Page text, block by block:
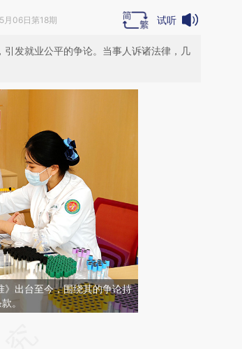
月06日第18期 试听
发就业公平的争论。当事人诉诸法律，几
出台至今，围绕其的争论持
。